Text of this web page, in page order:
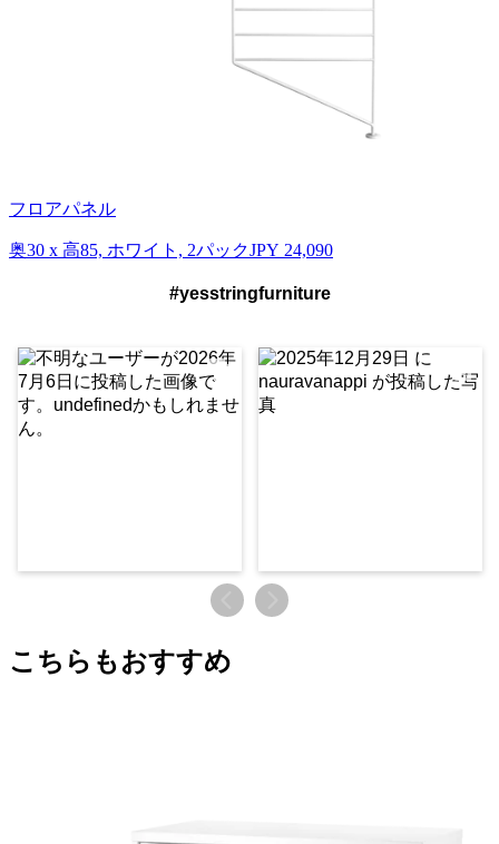
フロアパネル
奥30 x 高85, ホワイト, 2パックJPY 24,090
#yesstringfurniture
こちらもおすすめ